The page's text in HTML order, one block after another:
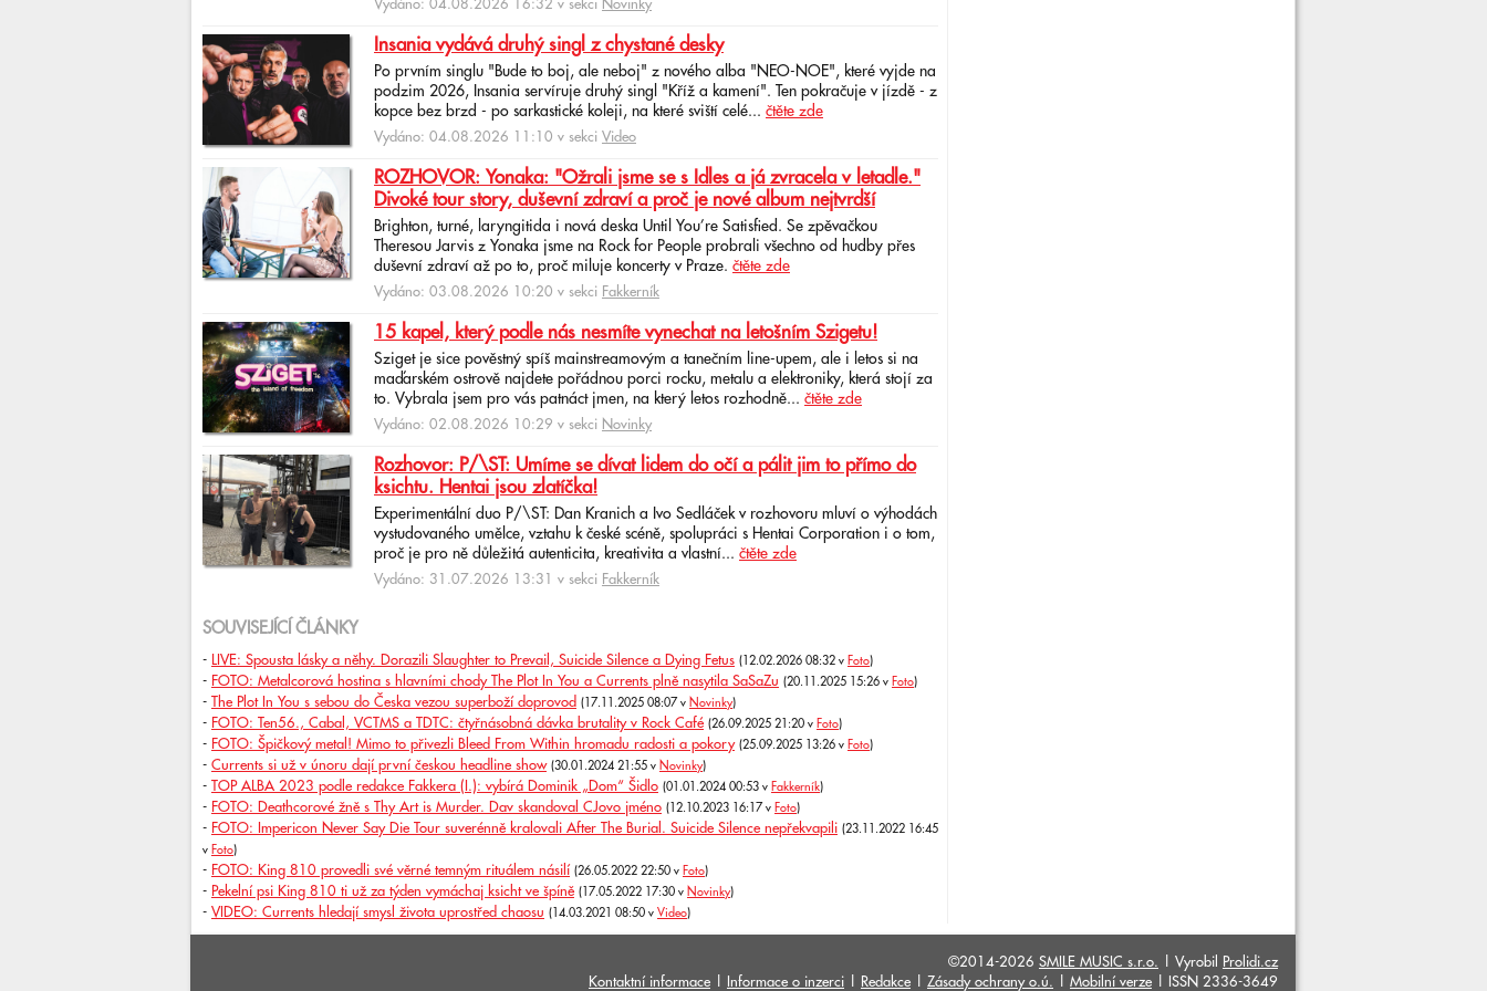
Vydáno: 04.08.2026 16:32 v sekci Novinky
Insania vydává druhý singl z chystané desky
Po prvním singlu "Bude to boj, ale neboj" z nového alba "NEO-NOE", které vyjde na
podzim 2026, Insania servíruje druhý singl "Kříž a kamení". Ten pokračuje v jízdě - z
kopce bez brzd - po sarkastické koleji, na které sviští celé... čtěte zde
Vydáno: 04.08.2026 11:10 v sekci Video
ROZHOVOR: Yonaka: "Ožrali jsme se s Idles a já zvracela v letadle."
Divoké tour story, duševní zdraví a proč je nové album nejtvrdší
Brighton, turné, laryngitida i nová deska Until You’re Satisfied. Se zpěvačkou
Theresou Jarvis z Yonaka jsme na Rock for People probrali všechno od hudby přes
duševní zdraví až po to, proč miluje koncerty v Praze. čtěte zde
Vydáno: 03.08.2026 10:20 v sekci Fakkerník
15 kapel, který podle nás nesmíte vynechat na letošním Szigetu!
Sziget je sice pověstný spíš mainstreamovým a tanečním line-upem, ale i letos si na
maďarském ostrově najdete pořádnou porci rocku, metalu a elektroniky, která stojí za
to. Vybrala jsem pro vás patnáct jmen, na který letos rozhodně... čtěte zde
Vydáno: 02.08.2026 10:29 v sekci Novinky
Rozhovor: P/\ST: Umíme se dívat lidem do očí a pálit jim to přímo do
ksichtu. Hentai jsou zlatíčka!
Experimentální duo P/\ST: Dan Kranich a Ivo Sedláček v rozhovoru mluví o výhodách
vystudovaného umělce, vztahu k české scéně, spolupráci s Hentai Corporation i o tom,
proč je pro ně důležitá autenticita, kreativita a vlastní... čtěte zde
Vydáno: 31.07.2026 13:31 v sekci Fakkerník
SOUVISEJÍCÍ ČLÁNKY
- LIVE: Spousta lásky a něhy. Dorazili Slaughter to Prevail, Suicide Silence a Dying Fetus (12.02.2026 08:32 v Foto)
- FOTO: Metalcorová hostina s hlavními chody The Plot In You a Currents plně nasytila SaSaZu (20.11.2025 15:26 v Foto)
- The Plot In You s sebou do Česka vezou superboží doprovod (17.11.2025 08:07 v Novinky)
- FOTO: Ten56., Cabal, VCTMS a TDTC: čtyřnásobná dávka brutality v Rock Café (26.09.2025 21:20 v Foto)
- FOTO: Špičkový metal! Mimo to přivezli Bleed From Within hromadu radosti a pokory (25.09.2025 13:26 v Foto)
- Currents si už v únoru dají první českou headline show (30.01.2024 21:55 v Novinky)
- TOP ALBA 2023 podle redakce Fakkera (I.): vybírá Dominik „Dom“ Šidlo (01.01.2024 00:53 v Fakkerník)
- FOTO: Deathcorové žně s Thy Art is Murder. Dav skandoval CJovo jméno (12.10.2023 16:17 v Foto)
- FOTO: Impericon Never Say Die Tour suverénně kralovali After The Burial. Suicide Silence nepřekvapili (23.11.2022 16:45
v Foto)
- FOTO: King 810 provedli své věrné temným rituálem násilí (26.05.2022 22:50 v Foto)
- Pekelní psi King 810 ti už za týden vymáchaj ksicht ve špíně (17.05.2022 17:30 v Novinky)
- VIDEO: Currents hledají smysl života uprostřed chaosu (14.03.2021 08:50 v Video)
©2014-2026 SMILE MUSIC s.r.o. | Vyrobil
Prolidi.cz
Kontaktní informace
Informace o inzerci Redakce Zásady ochrany o.ú. Mobilní verze | ISSN 2336-3649